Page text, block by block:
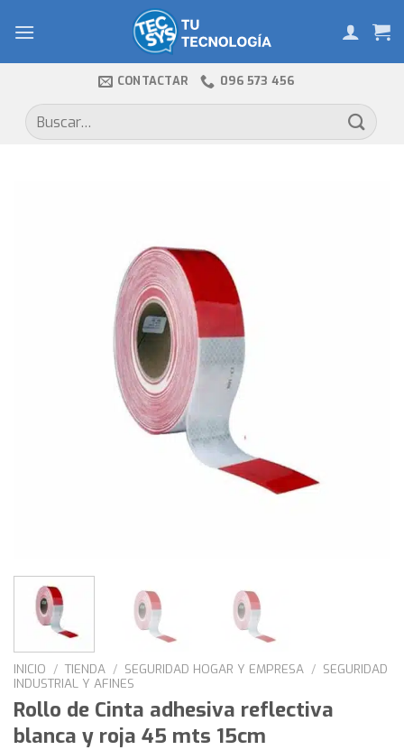
CONTACTAR 096 573 456
Buscar
por:
INICIO / TIENDA / SEGURIDAD HOGAR Y EMPRESA / SEGURIDAD
INDUSTRIAL Y AFINES
Rollo de Cinta adhesiva reflectiva
blanca y roja 45 mts 15cm